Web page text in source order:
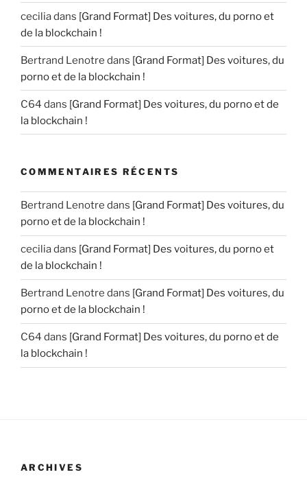
ceciliadans [Grand Format] Des voitures, du porno et
de la blockchain !
Bertrand Lenotre dans [Grand Format] Des voitures, du
porno et de la blockchain !
C64 dans [Grand Format] Des voitures, du porno et de
la blockchain !
COMMENTAIRES RÉCENTS
Bertrand Lenotre dans [Grand Format] Des voitures, du
porno et de la blockchain !
ceciliadans [Grand Format] Des voitures, du porno et
de la blockchain !
Bertrand Lenotre dans [Grand Format] Des voitures, du
porno et de la blockchain !
C64 dans [Grand Format] Des voitures, du porno et de
la blockchain !
ARCHIVES